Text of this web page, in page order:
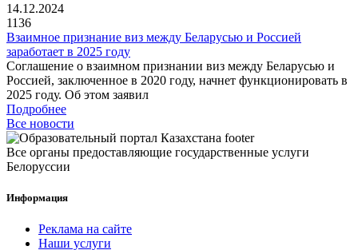
14.12.2024
1136
Взаимное признание виз между Беларусью и Россией
заработает в 2025 году
Соглашение о взаимном признании виз между Беларусью и
Россией, заключенное в 2020 году, начнет функционировать в
2025 году. Об этом заявил
Подробнее
Все новости
Все органы предоставляющие государственные услуги
Белоруссии
Информация
Реклама на сайте
Наши услуги